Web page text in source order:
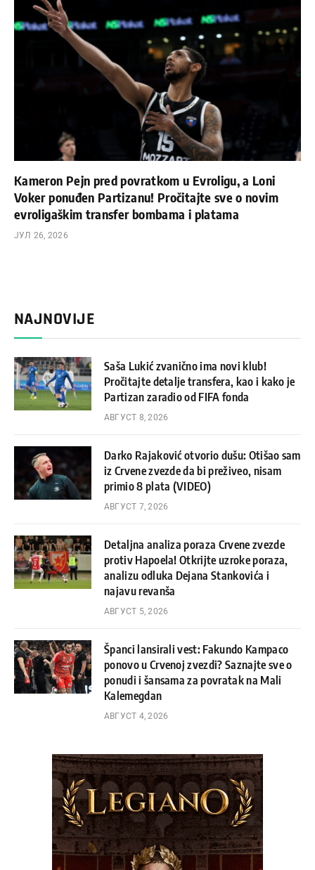
Kameron Pejn pred povratkom u Evroligu, a Loni
Voker ponuđen Partizanu! Pročitajte sve o novim
evroligaškim transfer bombama i platama
ЈУЛ 26, 2026
NAJNOVIJE
Saša Lukić zvanično ima novi klub!
Pročitajte detalje transfera, kao i kako je
Partizan zaradio od FIFA fonda
АВГУСТ 8, 2026
Darko Rajaković otvorio dušu: Otišao sam
iz Crvene zvezde da bi preživeo, nisam
primio 8 plata (VIDEO)
АВГУСТ 7, 2026
Detaljna analiza poraza Crvene zvezde
protiv Hapoela! Otkrijte uzroke poraza,
analizu odluka Dejana Stankovića i
najavu revanša
АВГУСТ 5, 2026
Španci lansirali vest: Fakundo Kampaco
ponovo u Crvenoj zvezdi? Saznajte sve o
ponudi i šansama za povratak na Mali
Kalemegdan
АВГУСТ 4, 2026